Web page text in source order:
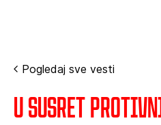
Pogledaj sve vesti
U susret